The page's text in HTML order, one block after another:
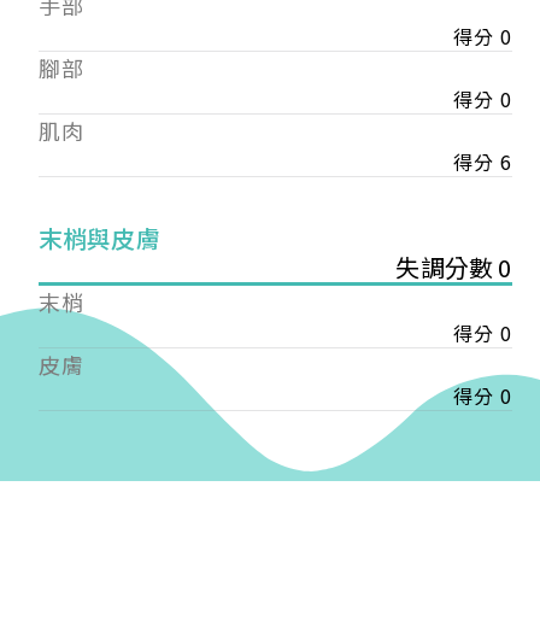
得分 0
腳部
得分 0
肌肉
得分 6
末梢與皮膚
失調分數 0
末梢
得分 0
皮膚
得分 0
會審核通過後即通知您進行繳費，繳費資訊如下
【會費】
個人會員:
入會費新臺幣1200元，於會員入會時繳納；常年會
費1200元，於每年度繳納。
費3000元，於每年度繳納。
戶名: 社團法人台灣自律神經健康培訓暨發展協會
帳號: 003-03-501566-2
銀行: (013) 國泰世華 南京東路分行